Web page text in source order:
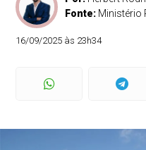
Fonte: Ministério
16/09/2025 às 23h34